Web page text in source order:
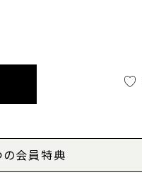
の会員特典